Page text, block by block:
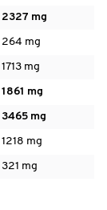
2327 mg
264 mg
1713 mg
1861 mg
3465 mg
1218 mg
321 mg